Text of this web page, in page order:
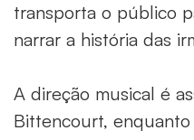
transporta o público
narrar a história das
A direção musical é
Bittencourt,